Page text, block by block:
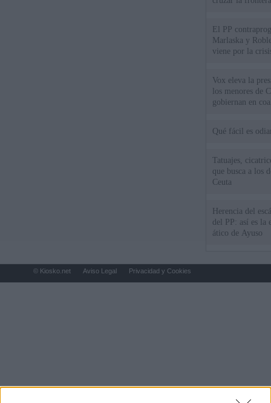
El PP
Marlaska y
viene por la
Vox eleva la
los menores de
gobiernan en
Qué fácil es
Tatuajes,
que busca a los
Ceuta
Herencia del
del PP: así es la
ático de Ayuso
© Kiosko.net Aviso Legal Privacidad y Cookies